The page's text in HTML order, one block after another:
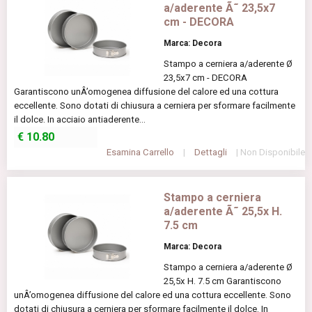
a/aderente Ã˜ 23,5x7
cm - DECORA
Marca: Decora
Stampo a cerniera a/aderente Ø
23,5x7 cm - DECORA
Garantiscono unÂ’omogenea diffusione del calore ed una cottura
eccellente. Sono dotati di chiusura a cerniera per sformare facilmente
il dolce. In acciaio antiaderente...
€ 10.80
Esamina Carrello | Dettagli | Non Disponibile
Stampo a cerniera
a/aderente Ã˜ 25,5x H.
7.5 cm
Marca: Decora
Stampo a cerniera a/aderente Ø
25,5x H. 7.5 cm Garantiscono
unÂ’omogenea diffusione del calore ed una cottura eccellente. Sono
dotati di chiusura a cerniera per sformare facilmente il dolce. In